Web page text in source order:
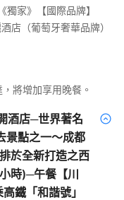
獨家》【國際品牌】
店（葡萄牙奢華品牌）
將增加享用晚餐。
酒店─世界著名
景點之一～成都
於全新打造之西
時)─午餐【川
鐵「和諧號」